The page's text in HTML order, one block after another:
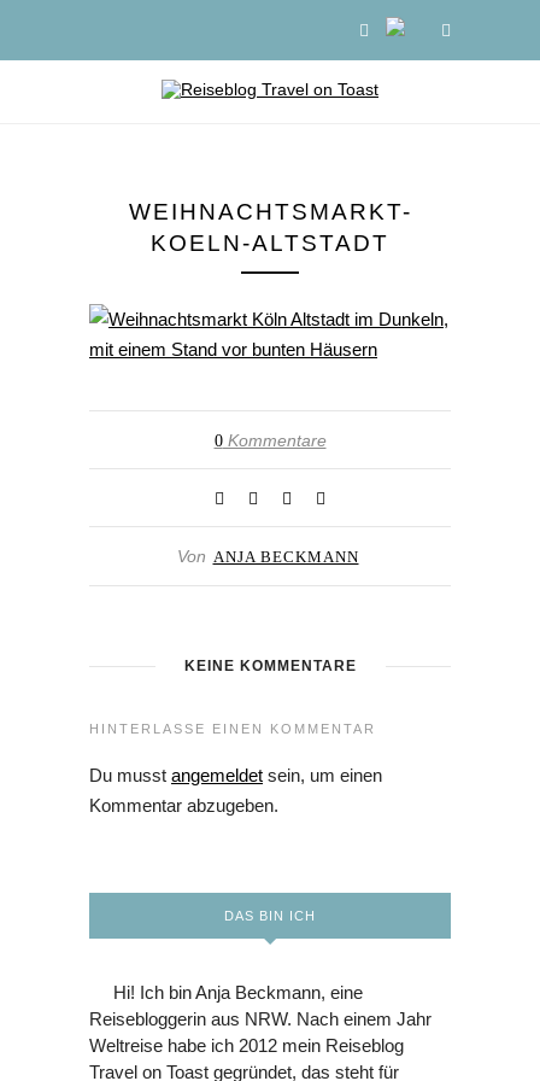
WEIHNACHTSMARKT-
KOELN-ALTSTADT
0Kommentare
Von ANJA BECKMANN
KEINE KOMMENTARE
HINTERLASSE EINEN KOMMENTAR
Du musst angemeldet sein, um einen
Kommentar abzugeben.
DAS BIN ICH
Hi! Ich bin Anja Beckmann, eine
Reisebloggerin aus NRW. Nach einem Jahr
Weltreise habe ich 2012 mein Reiseblog
Travel on Toast gegründet, das steht für